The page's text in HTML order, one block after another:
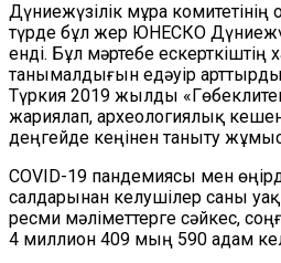
Дүниежүзілік мұра
түрде бұл жер ЮНЕСКО
енді. Бұл мәртебе
танымалдығын едәуір
Түркия 2019 жылды
жариялап, археологиялық
деңгейде кеңінен таныту
COVID-19 пандемиясы мен
салдарынан келушілер саны
ресми мәліметтерге сәйкес,
4 миллион 409 мың 590 адам